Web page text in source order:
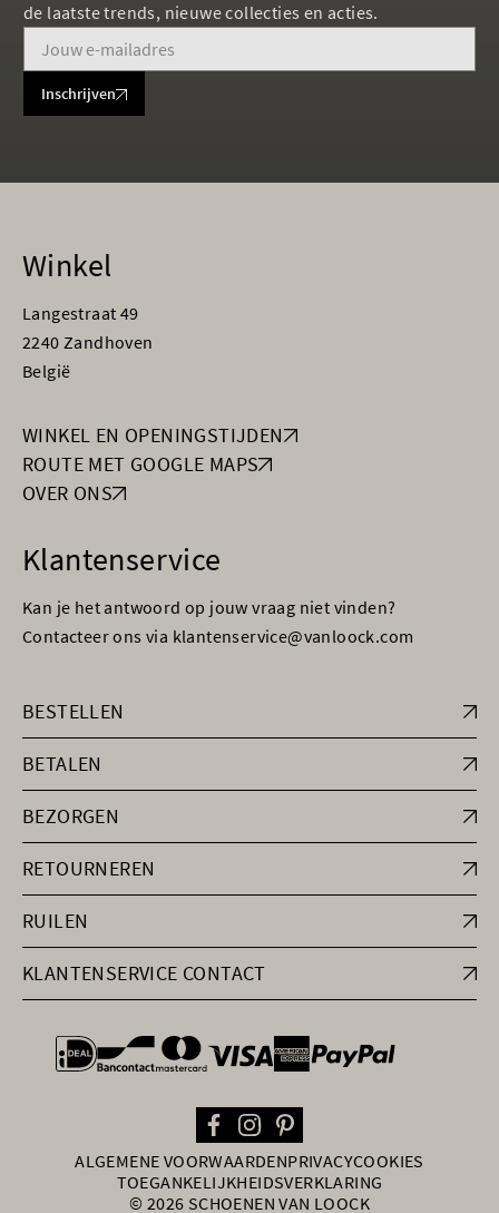
de laatste trends, nieuwe collecties en acties.
Inschrijven
Winkel
Langestraat 49
2240 Zandhoven
België
WINKEL EN OPENINGSTIJDEN
ROUTE MET GOOGLE MAPS
OVER ONS
Klantenservice
Kan je het antwoord op jouw vraag niet vinden?
Contacteer ons via klantenservice@vanloock.com
BESTELLEN
BETALEN
BEZORGEN
RETOURNEREN
RUILEN
KLANTENSERVICE CONTACT
general.paymentOptions
ALGEMENE VOORWAARDENPRIVACYCOOKIES
TOEGANKELIJKHEIDSVERKLARING
© 2026 SCHOENEN VAN LOOCK